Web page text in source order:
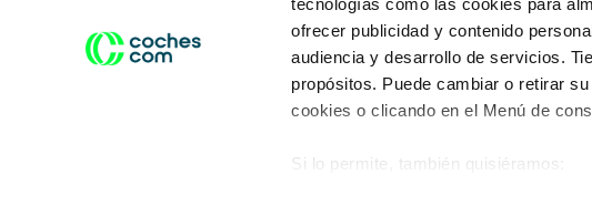
tecnologías como las cookies para
ofrecer publicidad y contenido
audiencia y desarrollo de servicios.
propósitos. Puede cambiar o retirar
cookies o clicando en el Menú de
Si lo permite, también quisiéramos:
Conduce tu futuro,
desata tu movilidad